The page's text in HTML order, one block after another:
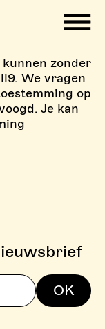
Mobile
kunnen zonder
We vragen
op
Je kan
OK